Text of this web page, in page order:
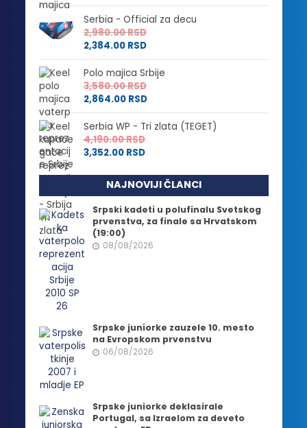
Serbia - Official za decu
2,980.00RSD
2,384.00 RSD
Polo majica Srbije
3,580.00RSD
2,864.00 RSD
Serbia WP - Tri zlata (TEGET)
4,190.00RSD
3,352.00 RSD
NAJNOVIJI ČLANCI
Srpski kadeti u polufinalu Svetskog
prvenstva, za finale sa Hrvatskom
(19:00)
08/08/2026
Srpske juniorke zauzele 10. mesto
na Evropskom prvenstvu
06/08/2026
Srpske juniorke deklasirale
Portugal, sa Izraelom za deveto